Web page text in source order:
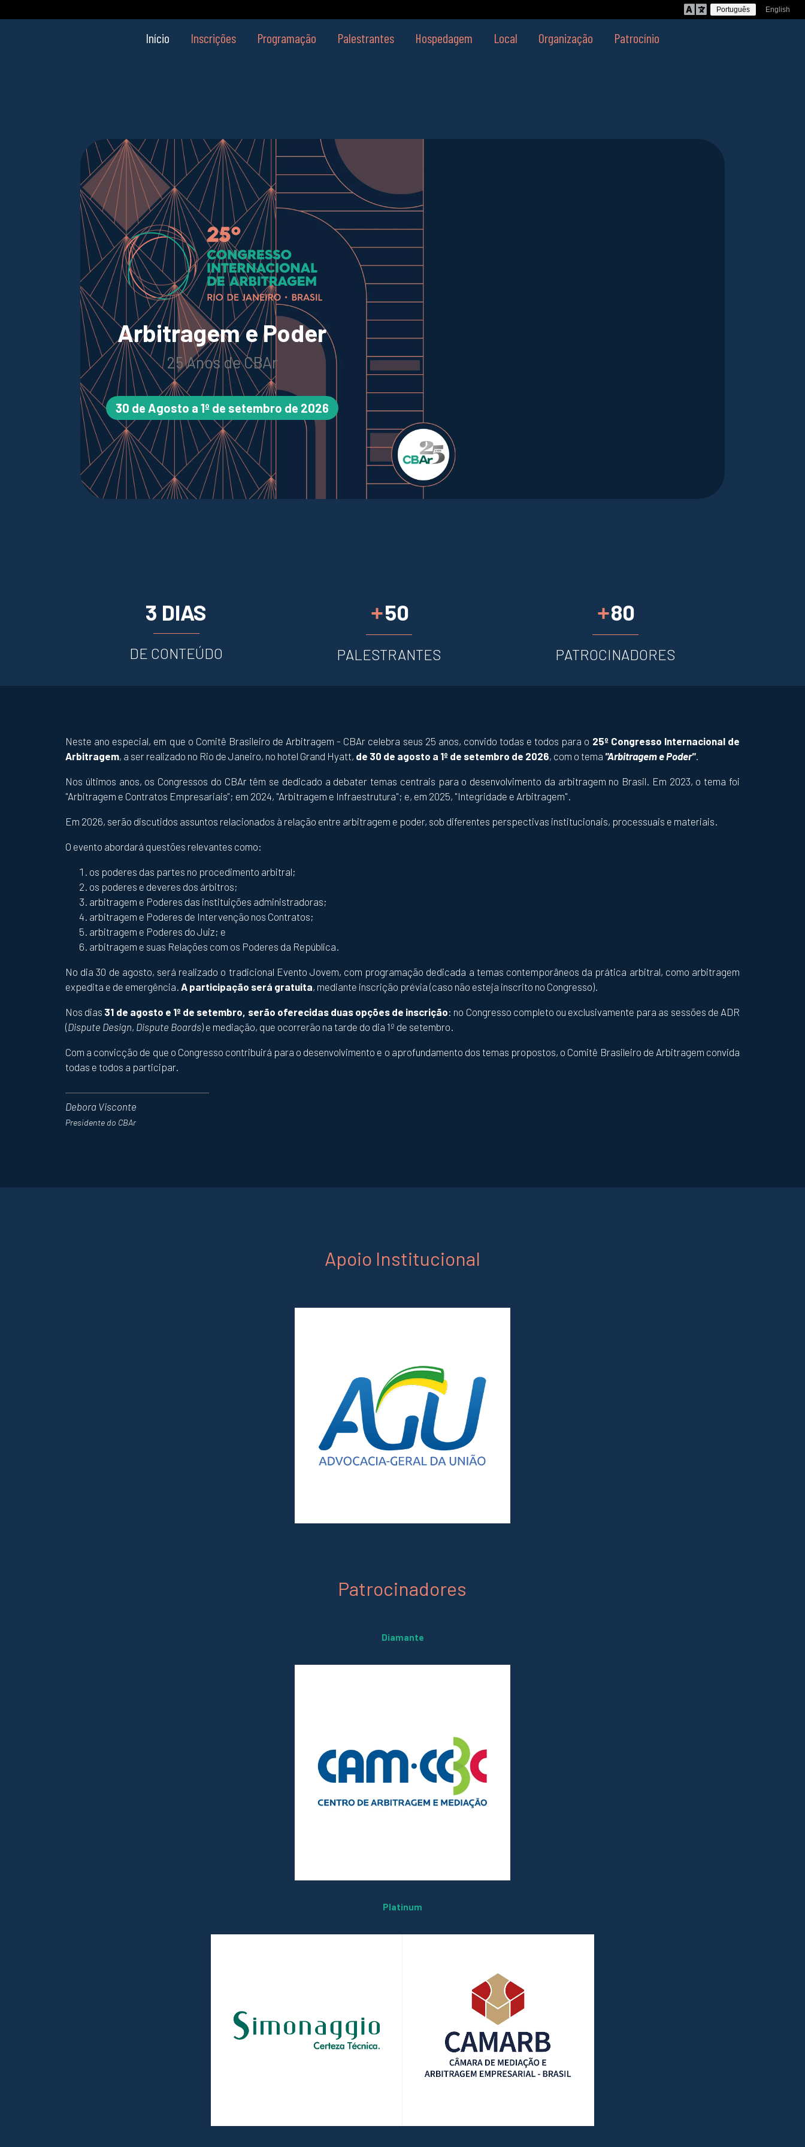
Português English
Início Inscrições Programação Palestrantes Hospedagem Local Organização Patrocínio
Arbitragem e Poder
25 Anos de CBAr
30 de Agosto a 1º de setembro de 2026
3 DIAS
DE CONTEÚDO
+50
PALESTRANTES
+80
PATROCINADORES
Neste ano especial, em que o Comitê Brasileiro de Arbitragem - CBAr celebra seus 25 anos, convido todas e todos para o 25º Congresso Internacional de
Arbitragem, a ser realizado no Rio de Janeiro, no hotel Grand Hyatt, de 30 de agosto a 1º de setembro de 2026, com o tema "Arbitragem e Poder".
Nos últimos anos, os Congressos do CBAr têm se dedicado a debater temas centrais para o desenvolvimento da arbitragem no Brasil. Em 2023, o tema foi
"Arbitragem e Contratos Empresariais"; em 2024, "Arbitragem e Infraestrutura"; e, em 2025, "Integridade e Arbitragem".
Em 2026, serão discutidos assuntos relacionados à relação entre arbitragem e poder, sob diferentes perspectivas institucionais, processuais e materiais.
O evento abordará questões relevantes como:
os poderes das partes no procedimento arbitral;
os poderes e deveres dos árbitros;
arbitragem e Poderes das instituições administradoras;
arbitragem e Poderes de Intervenção nos Contratos;
arbitragem e Poderes do Juiz; e
arbitragem e suas Relações com os Poderes da República.
No dia 30 de agosto, será realizado o tradicional Evento Jovem, com programação dedicada a temas contemporâneos da prática arbitral, como arbitragem
expedita e de emergência. A participação será gratuita, mediante inscrição prévia (caso não esteja inscrito no Congresso).
Nos dias 31 de agosto e 1º de setembro, serão oferecidas duas opções de inscrição: no Congresso completo ou exclusivamente para as sessões de ADR
(Dispute Design, Dispute Boards) e mediação, que ocorrerão na tarde do dia 1º de setembro.
Com a convicção de que o Congresso contribuirá para o desenvolvimento e o aprofundamento dos temas propostos, o Comitê Brasileiro de Arbitragem convida
todas e todos a participar.
Debora Visconte
Presidente do CBAr
Apoio Institucional
Patrocinadores
Diamante
Platinum